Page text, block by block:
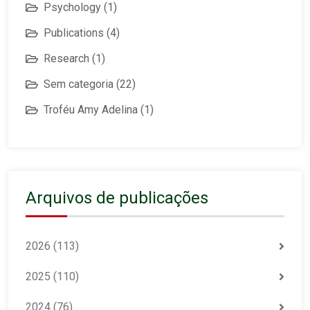
Psychology (1)
Publications (4)
Research (1)
Sem categoria (22)
Troféu Amy Adelina (1)
Arquivos de publicações
2026 (113)
2025 (110)
2024 (76)